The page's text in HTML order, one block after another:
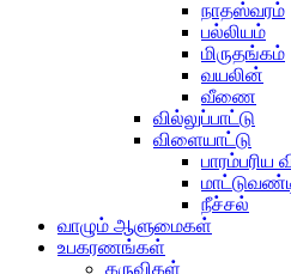
நாதஸ்வரம்
பல்லியம்
மிருதங்கம்
வயலின்
வீணை
வில்லுப்பாட்டு
விளையாட்டு
பாரம்பரிய
நீச்சல்
வாழும் ஆளுமைகள்
உபகரணங்கள்
கருவிகள்